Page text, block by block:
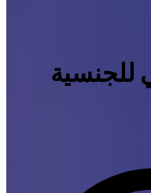
للجنسية